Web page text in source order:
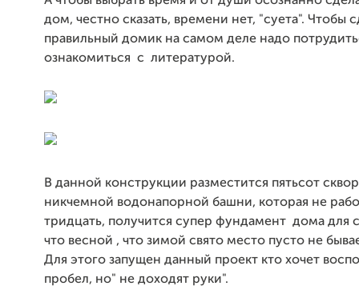
дом, честно сказать, времени нет, "суета". Чтобы
правильный домик на самом деле надо
ознакомиться с литературой.
В данной конструкции разместится пятьсот
никчемной водонапорной башни, которая не
тридцать, получится супер фундамент дома для
что весной , что зимой свято место пусто не
Для этого запущен данный проект кто хочет
пробел, но" не доходят руки".